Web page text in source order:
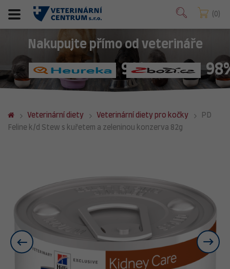
0
Nakupujte přímo od veterináře
98%
Veterinární diety Veterinární diety pro kočky
PD
Feline k/d Stew s kuřetem a zeleninou konzerva 82g